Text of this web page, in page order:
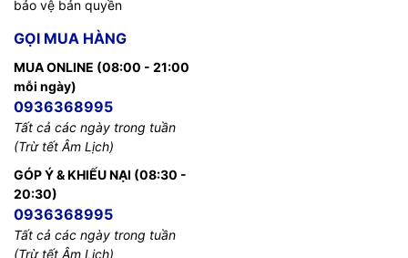
bảo vệ bản quyền
GỌI MUA HÀNG
MUA ONLINE (08:00 - 21:00
mỗi ngày)
0936368995
Tất cả các ngày trong tuần
(Trừ tết Âm Lịch)
GÓP Ý & KHIẾU NẠI (08:30 -
20:30)
0936368995
Tất cả các ngày trong tuần
(Trừ tết Âm Lịch)